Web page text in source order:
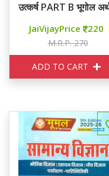
उत्कर्ष PART B भूगोल
JaiVijayPrice 220
M.R.P. 270
ADD TO CART